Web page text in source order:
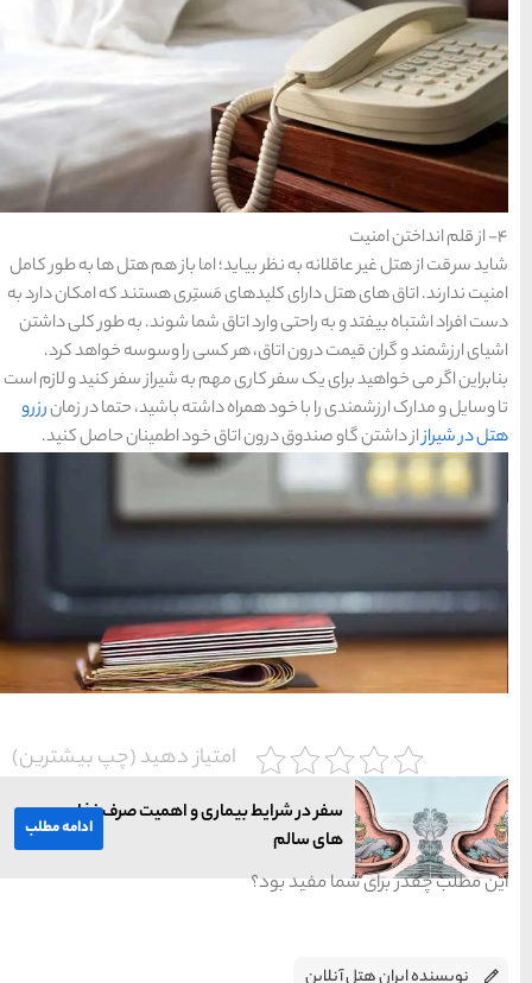
باز هم هتل ها به طور کامل
هستند که امکان دارد به
شما شوند. به طور کلی داشتن
را وسوسه خواهد کرد.
به شیراز سفر کنید و لازم است
باشید، حتما در زمانرزرو
اطمینان حاصل کنید.
دهید (چپ بیشترین)
و اهمیت صرف غذا
ادامه مطلب
سرزمین موج های آبی
مشهد
1404-03-15
شهر چادگان اصفهان
15 غذای کره ای
خوشمزه
1402-02-14
معرفی بکرترین
سواحل دیدنی بوشهر
فارس؟
1402-12-20
خراسان
سرزمین موج های آبی